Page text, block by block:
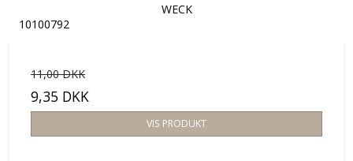
WECK
10100792
11,00 DKK
9,35 DKK
VIS PRODUKT